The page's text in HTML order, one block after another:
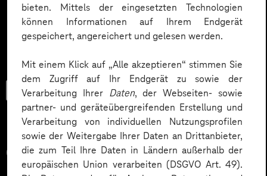
bieten. Mittels der eingesetzten Technologien
können Informationen auf Ihrem Endgerät
gespeichert, angereichert und gelesen werden.
Mit einem Klick auf „Alle akzeptieren“ stimmen Sie
dem Zugriff auf Ihr Endgerät zu sowie der
Verarbeitung Ihrer Daten, der Webseiten- sowie
partner- und geräteübergreifenden Erstellung und
Verarbeitung von individuellen Nutzungsprofilen
sowie der Weitergabe Ihrer Daten an Drittanbieter,
die zum Teil Ihre Daten in Ländern außerhalb der
europäischen Union verarbeiten (DSGVO Art. 49).
User Guide
Customer 360-Strategie: Je